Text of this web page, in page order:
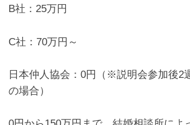
B社： 25万円
C社： 70万円～
日本仲人協会： 0円（※説明会参加後2
の場合）